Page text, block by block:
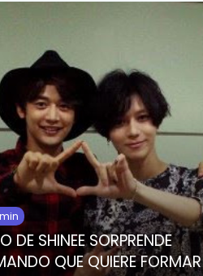
DE SHINEE SORPRENDE
QUE QUIERE FORMAR